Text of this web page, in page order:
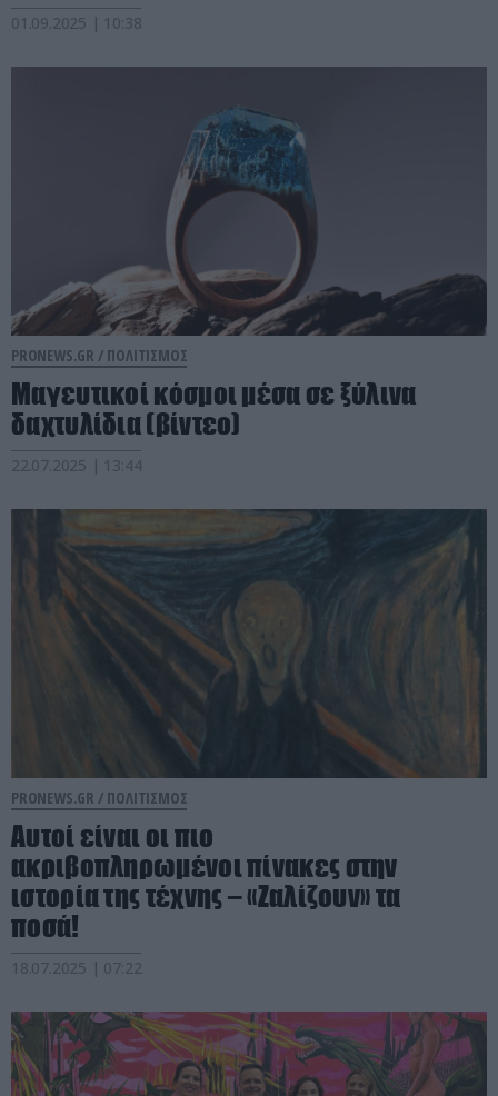
01.09.2025 | 10:38
PRONEWS.GR / ΠΟΛΙΤΙΣΜΟΣ
Μαγευτικοί κόσμοι μέσα σε ξύλινα
δαχτυλίδια (βίντεο)
22.07.2025 | 13:44
PRONEWS.GR / ΠΟΛΙΤΙΣΜΟΣ
Αυτοί είναι οι πιο
ακριβοπληρωμένοι πίνακες στην
ιστορία της τέχνης – «Ζαλίζουν» τα
ποσά!
18.07.2025 | 07:22